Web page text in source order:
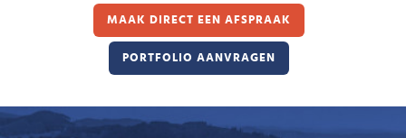
Vlaams
MAAK DIRECT EEN AFSPRAAK
PORTFOLIO AANVRAGEN